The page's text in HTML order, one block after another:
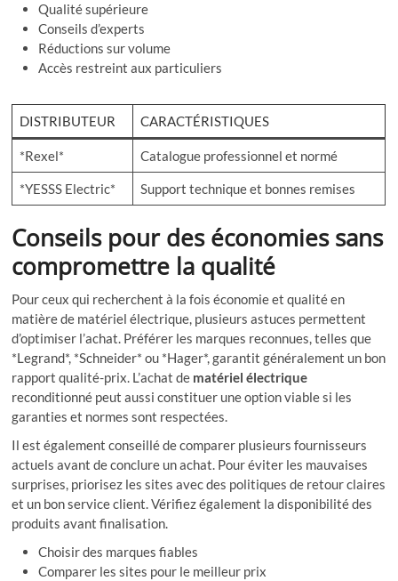
Qualité supérieure
Conseils d’experts
Réductions sur volume
Accès restreint aux particuliers
DISTRIBUTEUR CARACTÉRISTIQUES
*Rexel* Catalogue professionnel et normé
*YESSS Electric* Support technique et bonnes remises
Conseils pour des économies sans
compromettre la qualité
Pour ceux qui recherchent à la fois économie et qualité en
matière de matériel électrique, plusieurs astuces permettent
d’optimiser l’achat. Préférer les marques reconnues, telles que
*Legrand*, *Schneider* ou *Hager*, garantit généralement un bon
rapport qualité-prix. L’achat de matériel électrique
reconditionné peut aussi constituer une option viable si les
garanties et normes sont respectées.
Il est également conseillé de comparer plusieurs fournisseurs
actuels avant de conclure un achat. Pour éviter les mauvaises
surprises, priorisez les sites avec des politiques de retour claires
et un bon service client. Vérifiez également la disponibilité des
produits avant finalisation.
Choisir des marques fiables
Comparer les sites pour le meilleur prix